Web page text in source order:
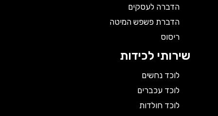
הדברה לעסקים
הדברת פשפש המיטה
ריסוס
שירותי לכידות
לוכד נחשים
לוכד עכברים
לוכד חולדות